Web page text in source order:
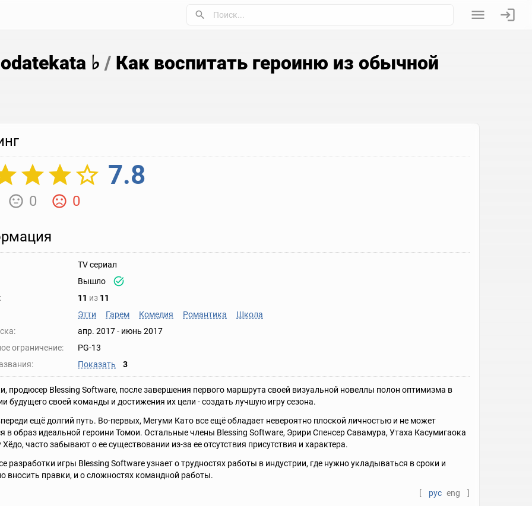
♭ / Как воспитать героиню из обычной
7.8
0 0
TV сериал
Вышло
11 из 11
Этти
Гарем Комедия Романтика
Школа
апр. 2017- июнь 2017
ограничение:
PG-13
Показать 3
продюсер Blessing Software, после завершения первого маршрута своей визуальной новеллы полон оптимизма в
будущего своей команды и достижения их цели - создать лучшую игру сезона.
ещё долгий путь. Во-первых, Мегуми Като все ещё обладает невероятно плоской личностью и не может
в образ идеальной героини Томои. Остальные члены Blessing Software, Эрири Спенсер Савамура, Утаха Касумигаока
часто забывают о ее существовании из-за ее отсутствия присутствия и характера.
разработки игры Blessing Software узнает о трудностях работы в индустрии, где нужно укладываться в сроки и
вносить правки, и о сложностях командной работы.
[
рус eng ]